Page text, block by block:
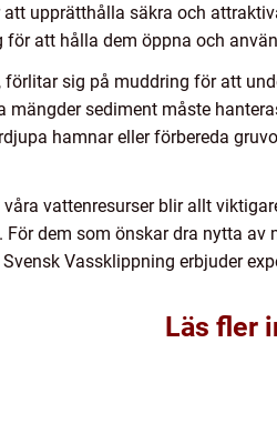
upprätthålla säkra och
för att hålla dem öppna och
förlitar sig på muddring för att
mängder sediment måste
hamnar eller förbereda
vattenresurser blir allt
dem som önskar dra nytta
Vassklippning erbjuder
Läs fler